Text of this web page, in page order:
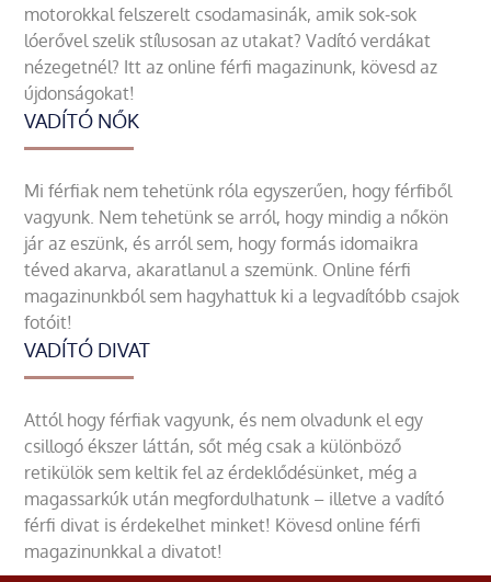
motorokkal felszerelt csodamasinák, amik sok-sok
lóerővel szelik stílusosan az utakat? Vadító verdákat
nézegetnél? Itt az online férfi magazinunk, kövesd az
újdonságokat!
VADÍTÓ NŐK
Mi férfiak nem tehetünk róla egyszerűen, hogy férfiből
vagyunk. Nem tehetünk se arról, hogy mindig a nőkön
jár az eszünk, és arról sem, hogy formás idomaikra
téved akarva, akaratlanul a szemünk. Online férfi
magazinunkból sem hagyhattuk ki a legvadítóbb csajok
fotóit!
VADÍTÓ DIVAT
Attól hogy férfiak vagyunk, és nem olvadunk el egy
csillogó ékszer láttán, sőt még csak a különböző
retikülök sem keltik fel az érdeklődésünket, még a
magassarkúk után megfordulhatunk – illetve a vadító
férfi divat is érdekelhet minket! Kövesd online férfi
magazinunkkal a divatot!